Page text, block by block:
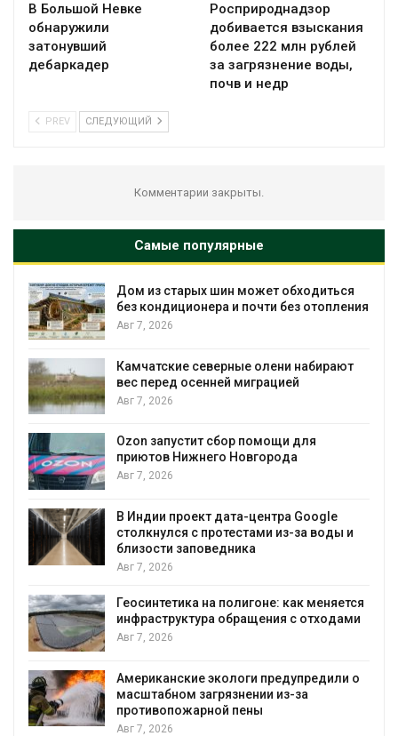
В Большой Невке
обнаружили
затонувший
дебаркадер
Росприроднадзор
добивается взыскания
более 222 млн рублей
за загрязнение воды,
почв и недр
PREV СЛЕДУЮЩИЙ
Комментарии закрыты.
Самые популярные
Дом из старых шин может обходиться
без кондиционера и почти без отопления
Авг 7, 2026
Камчатские северные олени набирают
вес перед осенней миграцией
Авг 7, 2026
Ozon запустит сбор помощи для
приютов Нижнего Новгорода
Авг 7, 2026
В Индии проект дата-центра Google
столкнулся с протестами из-за воды и
близости заповедника
Авг 7, 2026
Геосинтетика на полигоне: как меняется
инфраструктура обращения с отходами
Авг 7, 2026
Американские экологи предупредили о
масштабном загрязнении из-за
противопожарной пены
Авг 7, 2026